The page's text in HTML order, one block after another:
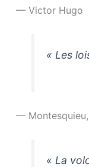
— Victor Hugo
« Les
— Montesquieu,
« La